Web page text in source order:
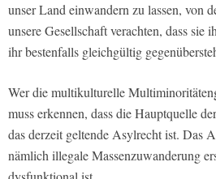
unser Land einwandern zu lassen, von
unsere Gesellschaft verachten, dass sie
ihr bestenfalls gleichgültig
Wer die multikulturelle
muss erkennen, dass die Hauptquelle
das derzeit geltende Asylrecht ist. Das
nämlich illegale Massenzuwanderung